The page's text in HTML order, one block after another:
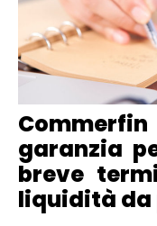
garanzia
breve
liquidità da